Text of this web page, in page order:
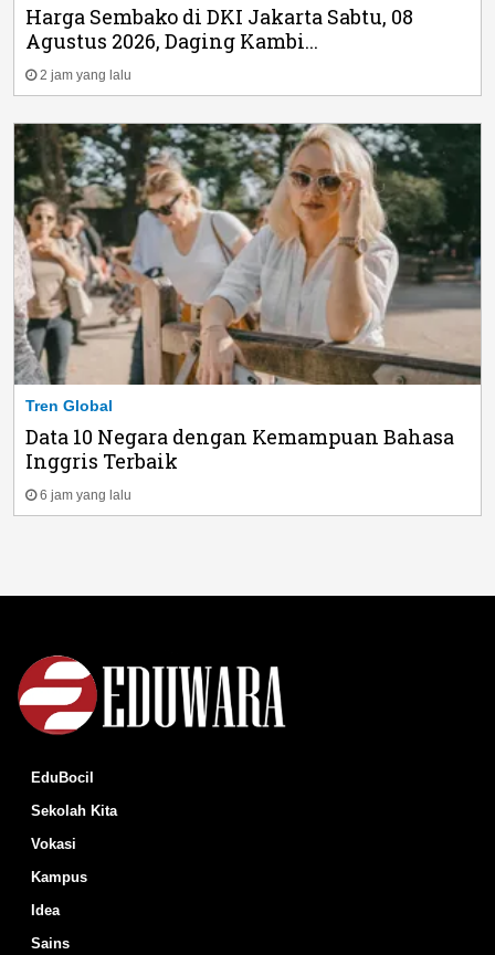
Harga Sembako di DKI Jakarta Sabtu, 08
Agustus 2026, Daging Kambi...
2 jam yang lalu
Tren Global
Data 10 Negara dengan Kemampuan Bahasa
Inggris Terbaik
6 jam yang lalu
EduBocil
Sekolah Kita
Vokasi
Kampus
Idea
Sains